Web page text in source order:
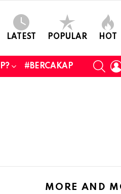
LATEST POPULAR HOT
#BERCAKAP
MORE AND